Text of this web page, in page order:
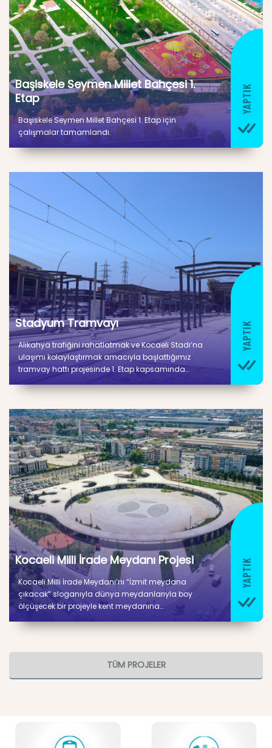
Başiskele Seymen Millet Bahçesi 1.
Etap
Başiskele Seymen Millet Bahçesi 1. Etap için
çalışmalar tamamlandı.
Stadyum Tramvayı
Alikahya trafiğini rahatlatmak ve Kocaeli Stadı’na
ulaşımı kolaylaştırmak amacıyla başlattığımız
tramvay hattı projesinde 1. Etap kapsamında
tamamlanmış olup 2. Etap için gerekli olan
Kocaeli Milli İrade Meydanı Projesi
Kocaeli Milli İrade Meydanı’nı “İzmit meydana
çıkacak” sloganıyla dünya meydanlarıyla boy
ölçüşecek bir projeyle kent meydanına
kapatarak yaklaşık 50 bin metrekare alana 350
eğitim atölye ve sınıfları, kafelerin yer aldığı cazibe
merkezi haline gelen bir bölgeyi vatandaşlarımızın
hizmetine sunulmuştur.
TÜM PROJELER